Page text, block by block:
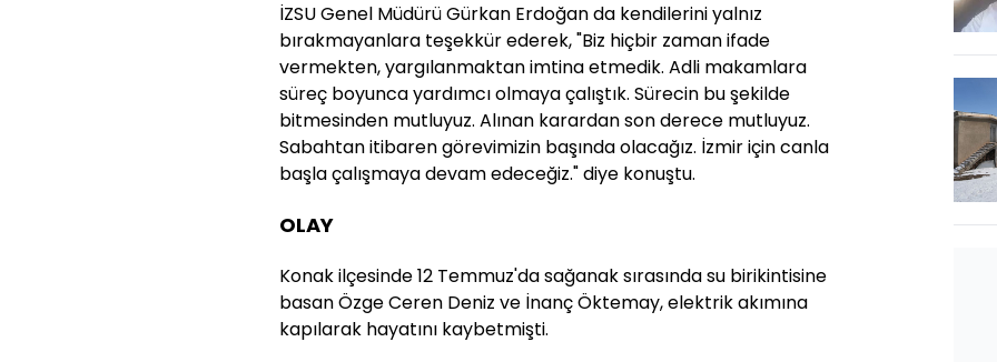
İZSU Genel Müdürü Gürkan Erdoğan da kendilerini yalnız
bırakmayanlara teşekkür ederek, "Biz hiçbir zaman ifade
vermekten, yargılanmaktan imtina etmedik. Adli makamlara
süreç boyunca yardımcı olmaya çalıştık. Sürecin bu şekilde
bitmesinden mutluyuz. Alınan karardan son derece mutluyuz.
Sabahtan itibaren görevimizin başında olacağız. İzmir için canla
başla çalışmaya devam edeceğiz." diye konuştu.
OLAY
Konak ilçesinde 12 Temmuz'da sağanak sırasında su birikintisine
basan Özge Ceren Deniz ve İnanç Öktemay, elektrik akımına
kapılarak hayatını kaybetmişti.